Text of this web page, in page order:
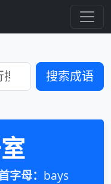
搜索成语
字母： bays